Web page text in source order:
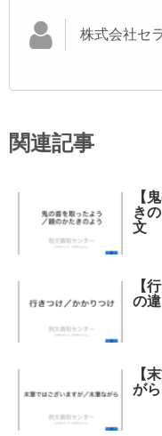
株式会社セ
関連記事
【
き
文
【
の
【
が